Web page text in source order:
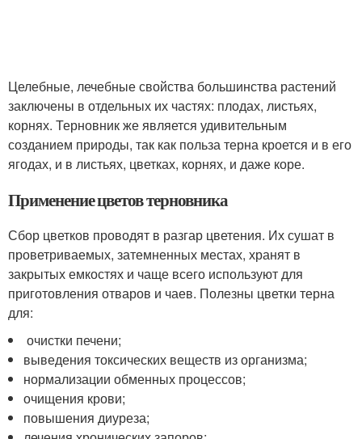
Целебные, лечебные свойства большинства растений
заключены в отдельных их частях: плодах, листьях,
корнях. Терновник же является удивительным
созданием природы, так как польза терна кроется и в его
ягодах, и в листьях, цветках, корнях, и даже коре.
Применение цветов терновника
Сбор цветков проводят в разгар цветения. Их сушат в
проветриваемых, затемненных местах, хранят в
закрытых емкостях и чаще всего используют для
приготовления отваров и чаев. Полезны цветки терна
для:
очистки печени;
выведения токсических веществ из организма;
нормализации обменных процессов;
очищения крови;
повышения диуреза;